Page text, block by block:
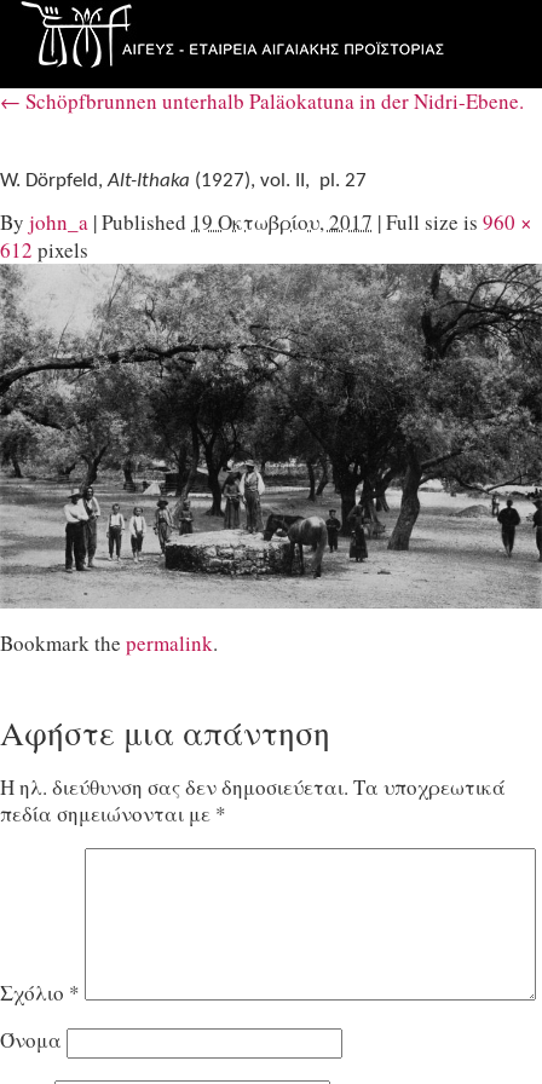
← Schöpfbrunnen unterhalb Paläokatuna in der Nidri-Ebene.
W. Dörpfeld,Alt-Ithaka (1927), vol. II, pl. 27
By john_a |Published 19 Οκτωβρίου, 2017 |Full size is 960 ×
612 pixels
Bookmark the permalink.
Αφήστε μια απάντηση
Η ηλ. διεύθυνση σας δεν δημοσιεύεται. Τα υποχρεωτικά
πεδία σημειώνονται με *
Σχόλιο *
Όνομα